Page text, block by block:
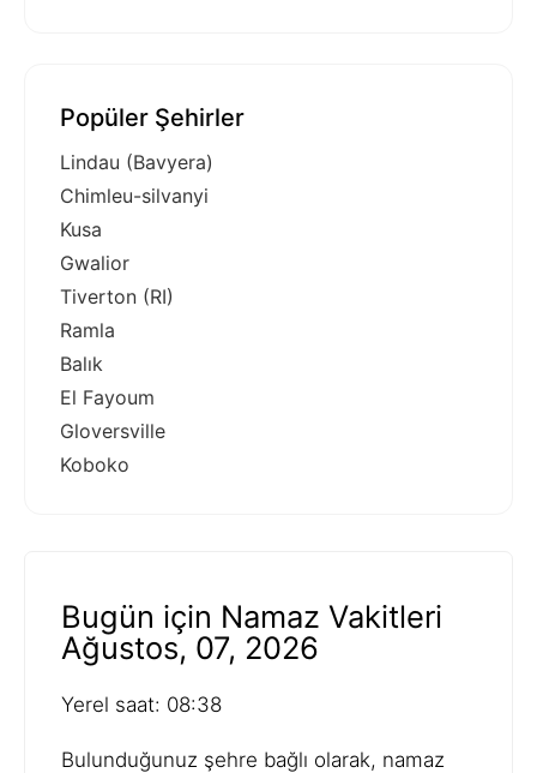
Popüler Şehirler
Lindau (Bavyera)
Chimleu-silvanyi
Kusa
Gwalior
Tiverton (RI)
Ramla
Balık
El Fayoum
Gloversville
Koboko
Bugün için Namaz Vakitleri
Ağustos, 07, 2026
Yerel saat: 08:38
Bulunduğunuz şehre bağlı olarak, namaz